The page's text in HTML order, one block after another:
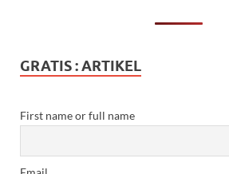
GRATIS : ARTIKEL
First name or full name